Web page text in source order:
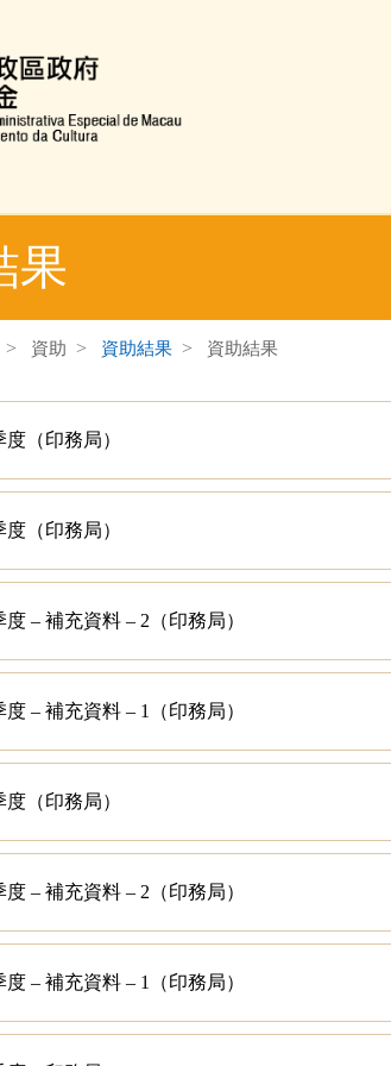
果
資助 資助結果 資助結果
度（印務局）
度（印務局）
度 – 補充資料 – 2（印務局）
度 – 補充資料 – 1（印務局）
度（印務局）
度 – 補充資料 – 2（印務局）
度 – 補充資料 – 1（印務局）